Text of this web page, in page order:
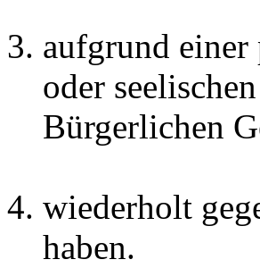
aufgrund
oder
Bürgerlichen
wiederholt
haben.